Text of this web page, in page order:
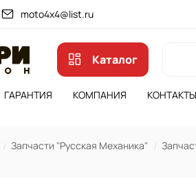
moto4x4@list.ru
Каталог
ГАРАНТИЯ КОМПАНИЯ КОНТАКТЫ
Запчасти "Русская Механика"